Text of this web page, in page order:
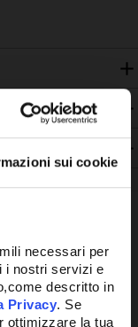
sui cookie
necessari per
i nostri servizi e
descritto in
Privacy. Se
ottimizzare la tua